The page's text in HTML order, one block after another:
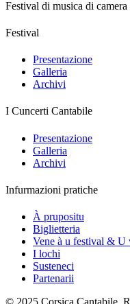
Festival di musica di
Festival
Presentazione
Galleria
Archivi
I Cuncerti Cantabile
Presentazione
Galleria
Archivi
Infurmazioni pratiche
À prupositu
Biglietteria
Vene à u festival & U
I lochi
Susteneci
Partenarii